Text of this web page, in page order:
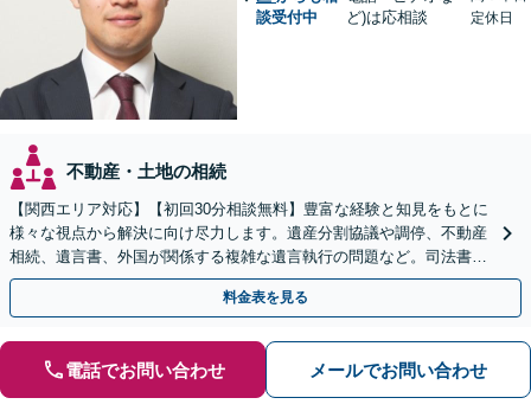
談受付中
ど)は応相談
定休日
不動産・土地の相続
【関西エリア対応】【初回30分相談無料】豊富な経験と知見をもとに
様々な視点から解決に向け尽力します。遺産分割協議や調停、不動産
相続、遺言書、外国が関係する複雑な遺言執行の問題など。司法書士
や税理士とも連携し、円滑な解決を【オンライン面談可】
料金表を見る
電話でお問い合わせ メールでお問い合わせ